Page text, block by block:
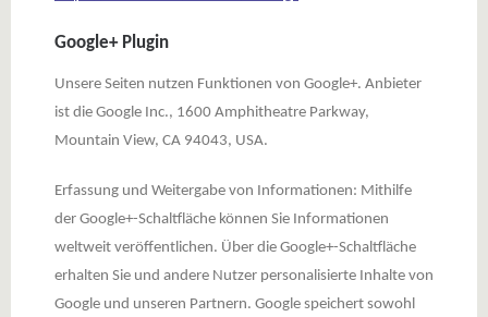
Google+ Plugin
Unsere Seiten nutzen Funktionen von Google+. Anbieter
ist die Google Inc., 1600 Amphitheatre Parkway,
Mountain View, CA 94043, USA.
Erfassung und Weitergabe von Informationen: Mithilfe
der Google+-Schaltfläche können Sie Informationen
weltweit veröffentlichen. Über die Google+-Schaltfläche
erhalten Sie und andere Nutzer personalisierte Inhalte von
Google und unseren Partnern. Google speichert sowohl